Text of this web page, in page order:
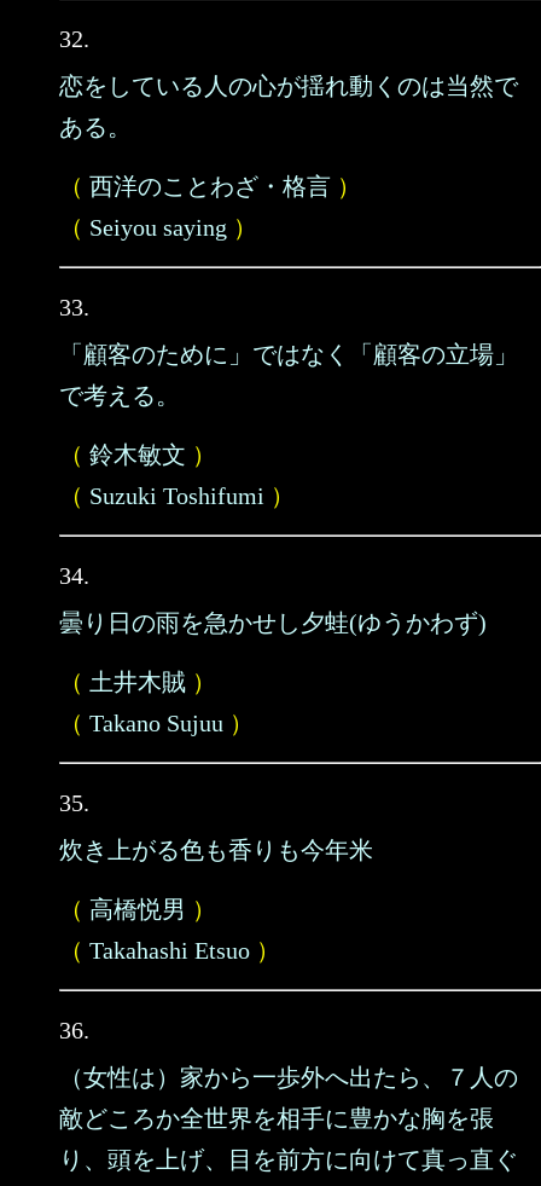
32.
恋をしている人の心が揺れ動くのは当然で
ある。
（ 西洋のことわざ・格言 ）
（ Seiyou saying ）
33.
「顧客のために」ではなく「顧客の立場」
で考える。
（ 鈴木敏文 ）
（ Suzuki Toshifumi ）
34.
曇り日の雨を急かせし夕蛙(ゆうかわず)
（ 土井木賊 ）
（ Takano Sujuu ）
35.
炊き上がる色も香りも今年米
（ 高橋悦男 ）
（ Takahashi Etsuo ）
36.
（女性は）家から一歩外へ出たら、７人の
敵どころか全世界を相手に豊かな胸を張
り、頭を上げ、目を前方に向けて真っ直ぐ